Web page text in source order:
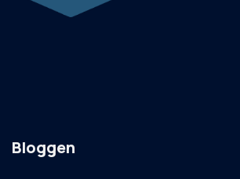
Bloggen